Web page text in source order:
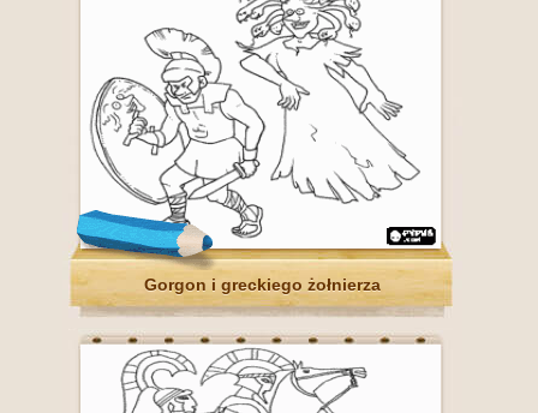
Gorgon i greckiego żołnierza